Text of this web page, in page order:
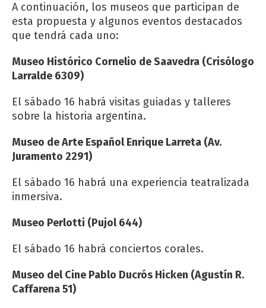
A continuación, los museos que participan de
esta propuesta y algunos eventos destacados
que tendrá cada uno:
Museo Histórico Cornelio de Saavedra (Crisólogo
Larralde 6309)
El sábado 16 habrá visitas guiadas y talleres
sobre la historia argentina.
Museo de Arte Español Enrique Larreta (Av.
Juramento 2291)
El sábado 16 habrá una experiencia teatralizada
inmersiva.
Museo Perlotti (Pujol 644)
El sábado 16 habrá conciertos corales.
Museo del Cine Pablo Ducrós Hicken (Agustín R.
Caffarena 51)